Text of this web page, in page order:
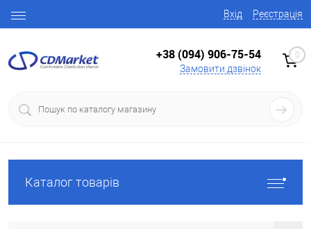
Вхід Реєстрація
+38 (094) 906-75-54
Замовити дзвінок
0
Каталог товарів